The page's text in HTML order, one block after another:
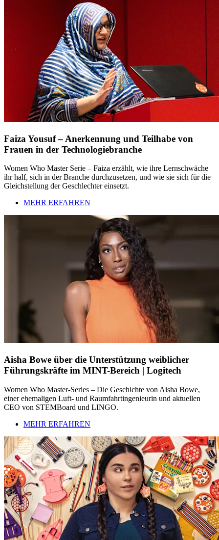
Faiza Yousuf – Anerkennung und Teilhabe von
Frauen in der Technologiebranche
Women Who Master Serie – Faiza erzählt, wie ihre Lernschwäche
ihr half, sich in der Branche durchzusetzen, und wie sie sich für die
Gleichstellung der Geschlechter einsetzt.
MEHR ERFAHREN
Aisha Bowe über die Unterstützung weiblicher
Führungskräfte im MINT-Bereich | Logitech
Women Who Master-Series – Die Geschichte von Aisha Bowe,
einer ehemaligen Luft- und Raumfahrtingenieurin und aktuellen
CEO von STEMBoard und LINGO.
MEHR ERFAHREN